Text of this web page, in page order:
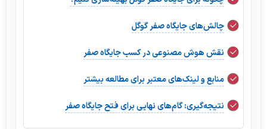
چالش‌های جایگاه صفر گوگل
نقش هوش مصنوعی در کسب جایگاه صفر
منابع و لینک‌های معتبر برای مطالعه بیشتر
نتیجه‌گیری: گام‌های نهایی برای فتح جایگاه صفر